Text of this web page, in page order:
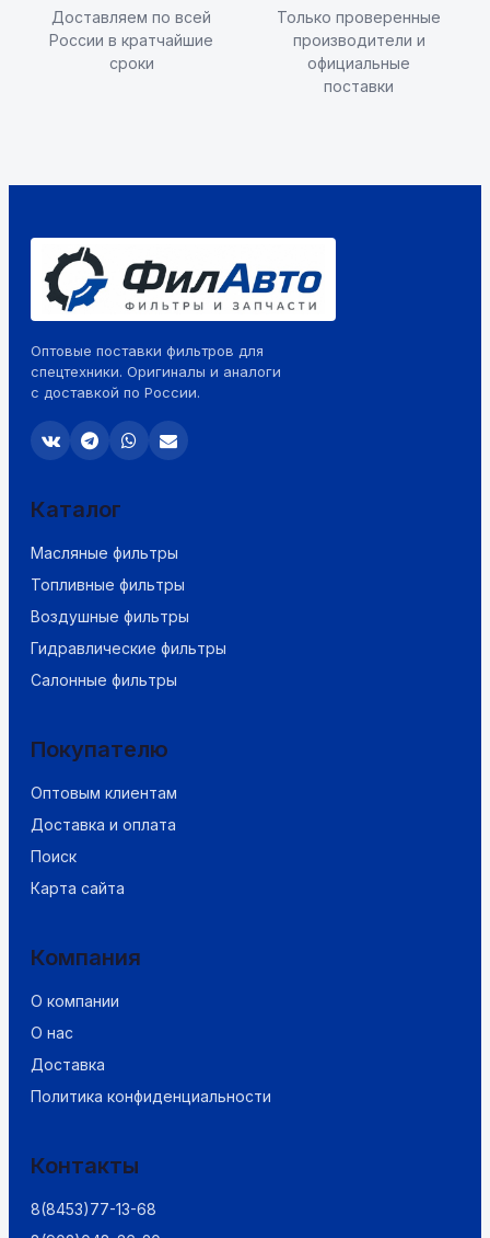
Доставляем по всей
России в кратчайшие
сроки
Только проверенные
производители и
официальные
поставки
Оптовые поставки фильтров для
спецтехники. Оригиналы и аналоги
с доставкой по России.
Каталог
Масляные фильтры
Топливные фильтры
Воздушные фильтры
Гидравлические фильтры
Салонные фильтры
Покупателю
Оптовым клиентам
Доставка и оплата
Поиск
Карта сайта
Компания
О компании
О нас
Доставка
Политика конфиденциальности
Контакты
8(8453)77-13-68